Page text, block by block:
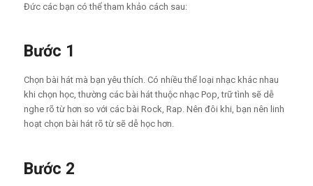
Đức các bạn có thể tham khảo cách sau:
Bước 1
Chọn bài hát mà bạn yêu thích. Có nhiều thể loại nhạc khác nhau
khi chọn học, thường các bài hát thuộc nhạc Pop, trữ tình sẽ dễ
nghe rõ từ hơn so với các bài Rock, Rap. Nên đôi khi, bạn nên linh
hoạt chọn bài hát rõ từ sẽ dễ học hơn.
Bước 2